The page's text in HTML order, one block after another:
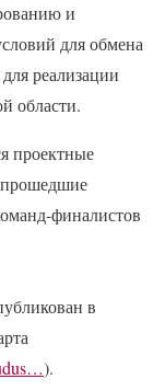
и
для обмена
реализации
области.
проектные
прошедшие
финалистов
в
).